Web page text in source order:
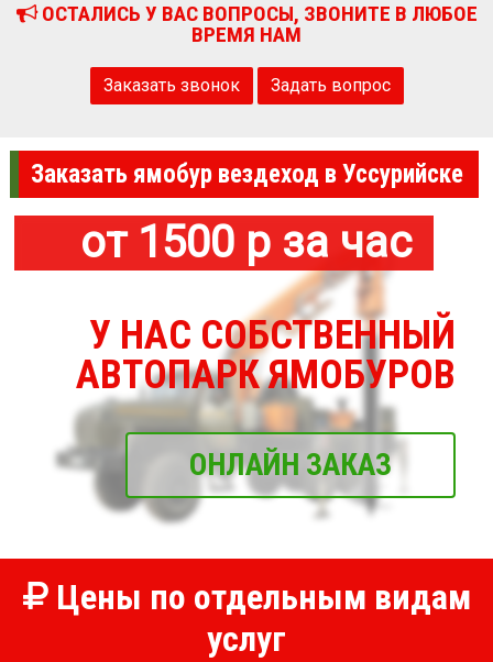
ОСТАЛИСЬ У ВАС ВОПРОСЫ, ЗВОНИТЕ В ЛЮБОЕ
ВРЕМЯ НАМ
Заказать звонок Задать вопрос
Заказать ямобур вездеход в Уссурийске
от 1500 р за час
У НАС СОБСТВЕННЫЙ
АВТОПАРК ЯМОБУРОВ
ОНЛАЙН ЗАКАЗ
Цены по отдельным видам
услуг